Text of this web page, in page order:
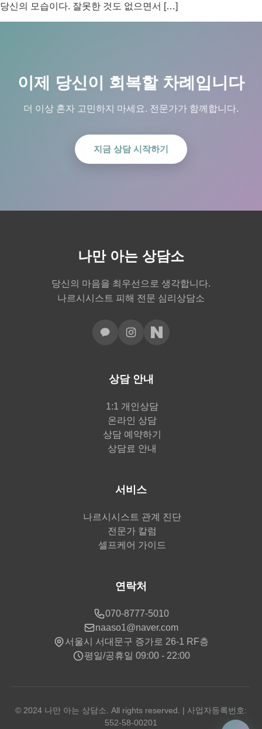
당신의 모습이다. 잘못한 것도 없으면서 […]
이제 당신이 회복할 차례입니다
더 이상 혼자 고민하지 마세요. 전문가가 함께합니다.
지금 상담 시작하기
나만 아는 상담소
당신의 마음을 최우선으로 생각합니다.
나르시시스트 피해 전문 심리상담소
상담 안내
1:1 개인상담
온라인 상담
상담 예약하기
상담료 안내
서비스
나르시시스트 관계 진단
전문가 칼럼
셀프케어 가이드
연락처
070-8777-5010
naaso1@naver.com
서울시 서대문구 증가로 26-1 RF층
평일/공휴일 09:00 - 22:00
© 2024 나만 아는 상담소. All rights reserved. | 사업자등록번호:
552-58-00201